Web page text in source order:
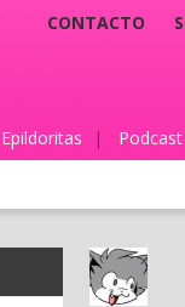
CONTACTO
Epildoritas | Podcast